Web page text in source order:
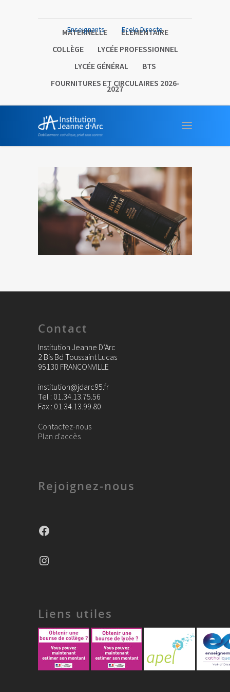
MATERNELLE
ELEMENTAIRE
COLLÈGE
LYCÉE PROFESSIONNEL
LYCÉE GÉNÉRAL
BTS
FOURNITURES ET CIRCULAIRES 2026-
2027
Enseignants Ecole Directe
Contact
Institution Jeanne D’Arc
2 Bis Bd Toussaint Lucas
95130 FRANCONVILLE
institution@jdarc95.fr
Tel : 01.34.13.75.56
Fax : 01.34.13.99.80
Contactez-nous
Plan d'accès
Rejoignez-nous
Liens utiles